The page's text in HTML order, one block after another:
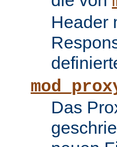
Header
Das